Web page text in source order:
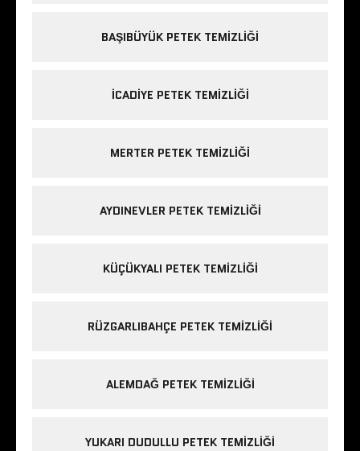
BAŞIBÜYÜK PETEK TEMIZLIĞI
ICADIYE PETEK TEMIZLIĞI
MERTER PETEK TEMIZLIĞI
AYDINEVLER PETEK TEMIZLIĞI
KÜÇÜKYALI PETEK TEMIZLIĞI
RÜZGARLIBAHÇE PETEK TEMIZLIĞI
ALEMDAĞ PETEK TEMIZLIĞI
YUKARI DUDULLU PETEK TEMIZLIĞI